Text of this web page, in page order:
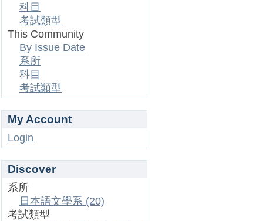
科目
考試類型
This Community
By Issue Date
系所
科目
考試類型
My Account
Login
Discover
系所
日本語文學系 (20)
考試類型